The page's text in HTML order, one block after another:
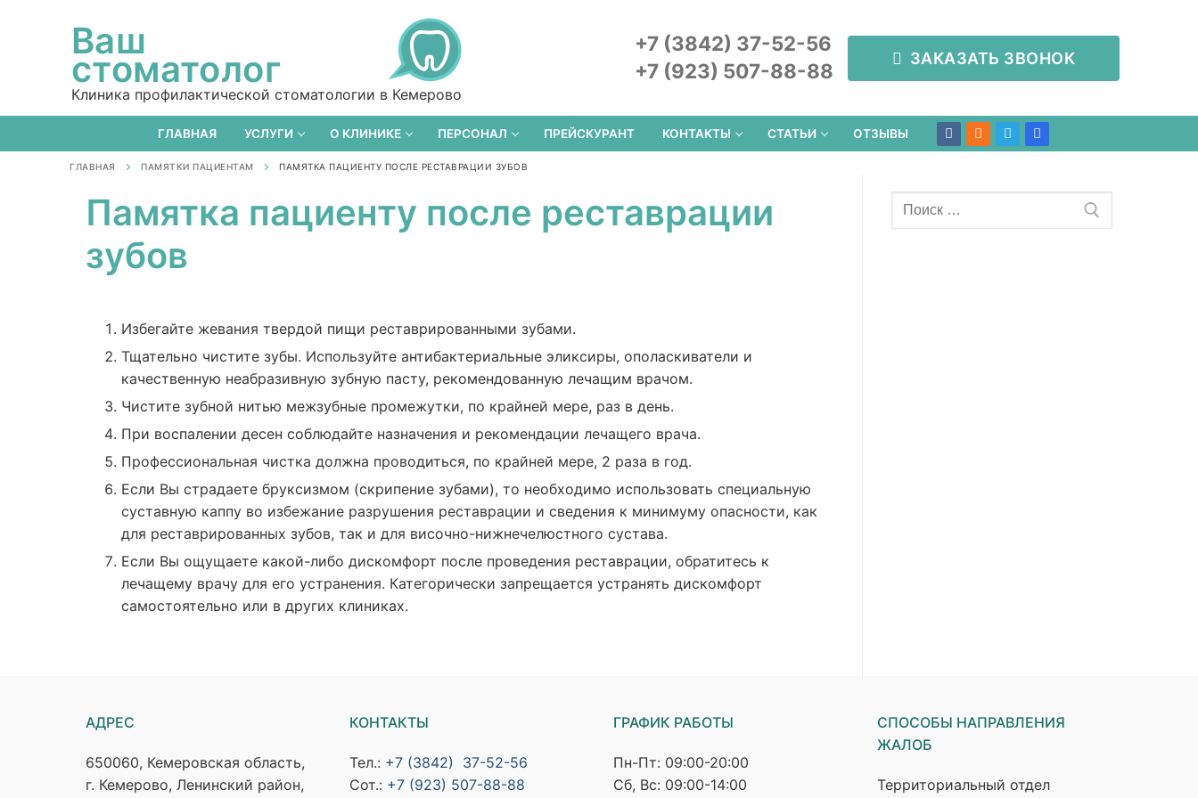
Ваш
стоматолог
Клиника профилактической стоматологии в Кемерово
+7 (3842) 37-52-56
+7 (923) 507-88-88
ЗАКАЗАТЬ ЗВОНОК
ГЛАВНАЯ УСЛУГИ О КЛИНИКЕ ПЕРСОНАЛ ПРЕЙСКУРАНТ КОНТАКТЫ СТАТЬИ ОТЗЫВЫ
ГЛАВНАЯ ПАМЯТКИ ПАЦИЕНТАМ ПАМЯТКА ПАЦИЕНТУ ПОСЛЕ РЕСТАВРАЦИИ ЗУБОВ
Памятка пациенту после реставрации
зубов
Избегайте жевания твердой пищи реставрированными зубами.
Тщательно чистите зубы. Используйте антибактериальные эликсиры, ополаскиватели и
качественную неабразивную зубную пасту, рекомендованную лечащим врачом.
Чистите зубной нитью межзубные промежутки, по крайней мере, раз в день.
При воспалении десен соблюдайте назначения и рекомендации лечащего врача.
Профессиональная чистка должна проводиться, по крайней мере, 2 раза в год.
Если Вы страдаете бруксизмом (скрипение зубами), то необходимо использовать специальную
суставную каппу во избежание разрушения реставрации и сведения к минимуму опасности, как
для реставрированных зубов, так и для височно-нижнечелюстного сустава.
Если Вы ощущаете какой-либо дискомфорт после проведения реставрации, обратитесь к
лечащему врачу для его устранения. Категорически запрещается устранять дискомфорт
самостоятельно или в других клиниках.
АДРЕС
650060, Кемеровская область,
г. Кемерово, Ленинский район,
КОНТАКТЫ
Тел.: +7 (3842) 37-52-56
Сот.: +7 (923) 507-88-88
ГРАФИК РАБОТЫ
Пн-Пт: 09:00-20:00
Сб, Вс: 09:00-14:00
СПОСОБЫ НАПРАВЛЕНИЯ
ЖАЛОБ
Территориальный отдел